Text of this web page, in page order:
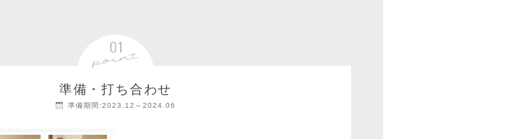
準備・打ち合わせ
準備期間:2023.12～2024.06